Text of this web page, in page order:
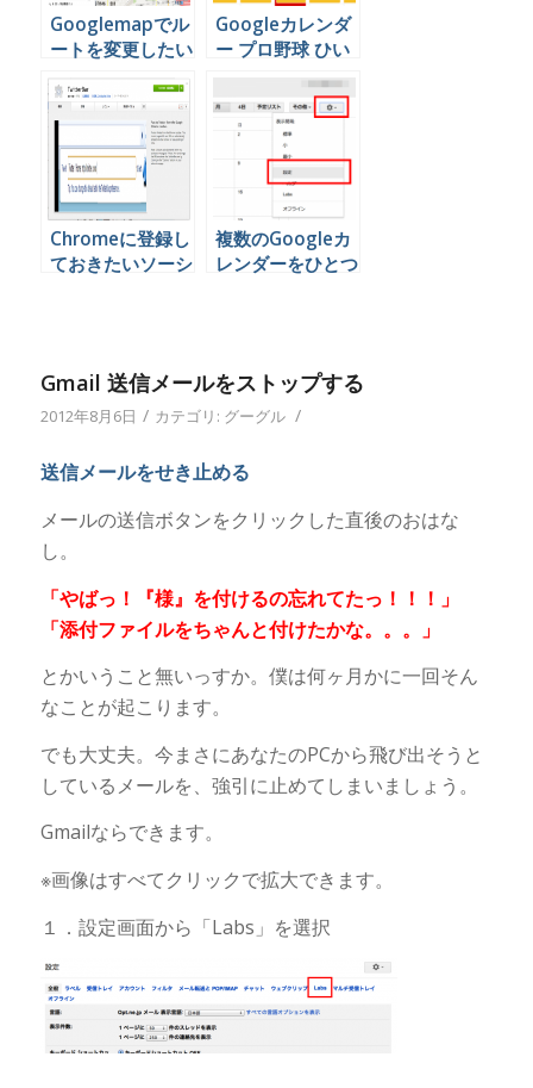
Googlemapでル
ートを変更したい
Googleカレンダ
ー プロ野球 ひい
きチームの試合を
自動的に表示させ
る方法
Chromeに登録し
ておきたいソーシ
複数のGoogleカ
レンダーをひとつ
Gmail 送信メールをストップする
2012年8月6日 / カテゴリ: グーグル /
送信メールをせき止める
メールの送信ボタンをクリックした直後のおはな
し。
「やばっ！『様』を付けるの忘れてたっ！！！」
「添付ファイルをちゃんと付けたかな。。。」
とかいうこと無いっすか。僕は何ヶ月かに一回そん
なことが起こります。
でも大丈夫。今まさにあなたのPCから飛び出そうと
しているメールを、強引に止めてしまいましょう。
Gmailならできます。
※画像はすべてクリックで拡大できます。
１．設定画面から「Labs」を選択